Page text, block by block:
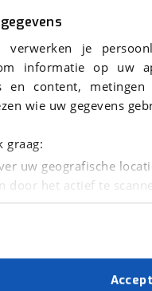
verwerken je
informatie op
en content,
wie uw gegevens
graag:
uw geografische
door het actief te
gegevens worden
zorgen we
goed werkt.